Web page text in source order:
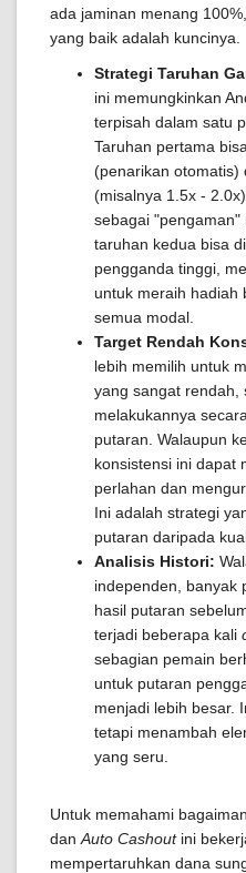
ada jaminan menang
yang baik adalah kuncinya.
Strategi Taruhan
ini memungkinkan
terpisah dalam satu
Taruhan pertama
(penarikan otomatis)
(misalnya 1.5x -
sebagai "pengaman"
taruhan kedua bisa
pengganda tinggi,
untuk meraih hadiah
semua modal.
Target Rendah
lebih memilih untuk
yang sangat rendah,
melakukannya
putaran. Walaupun
konsistensi ini dapat
perlahan dan
Ini adalah strategi
putaran daripada
Analisis Histori:
independen, banyak
hasil putaran
terjadi beberapa kali
sebagian pemain
untuk putaran
menjadi lebih besar.
tetapi menambah
yang seru.
Untuk memahami
dan Auto Cashoutini
mempertaruhkan dana